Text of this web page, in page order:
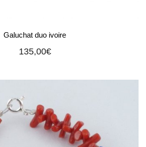
Galuchat duo ivoire
135,00€